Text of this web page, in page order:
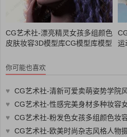
CG艺术社-漂亮精灵女孩多组颜色
皮肤妆容3D模型库CG模型库模型
运
你可能也喜欢
♥ CG艺术社-清新可爱卖萌姿势学院风日本女孩3D模型库
♥ CG艺术社-性感完美身材多种妆容女性角色3D模型库合集
♥ CG艺术社-粉发色女孩多组颜色妆容运动服造型3D模型3D
♥ CG艺术社-欧美时尚杂志风格人物摄影姿势调色3D模型库合集